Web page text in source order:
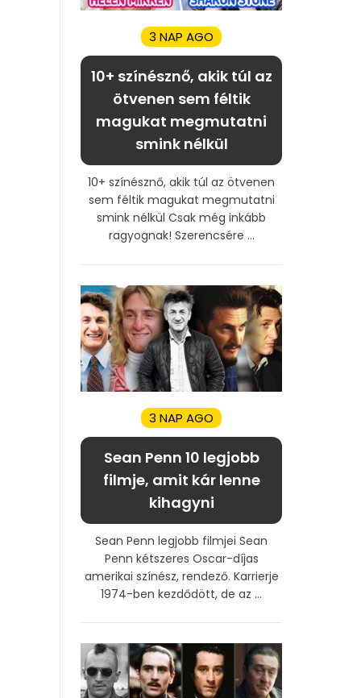
3 NAP AGO
10+ színésznő, akik túl az
ötvenen sem féltik
magukat megmutatni
smink nélkül
10+ színésznő, akik túl az ötvenen
sem féltik magukat megmutatni
smink nélkül Csak még inkább
ragyognak! Szerencsére ...
3 NAP AGO
Sean Penn 10 legjobb
filmje, amit kár lenne
kihagyni
Sean Penn legjobb filmjei Sean
Penn kétszeres Oscar-díjas
amerikai színész, rendező. Karrierje
1974-ben kezdődött, de az ...